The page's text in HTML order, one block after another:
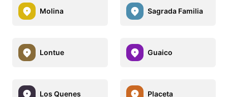
Molina Sagrada Familia
Lontue Guaico
Los Quenes Placeta